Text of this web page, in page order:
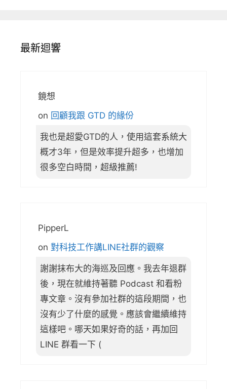
最新迴響
鏡想
on 回顧我跟 GTD 的緣份
我也是超愛GTD的人，使用這套系統大
概才3年，但是效率提升超多，也增加
很多空白時間，超級推薦!
PipperL
on 對科技工作講LINE社群的觀察
謝謝抹布大的海巡及回應。我去年退群
後，現在就維持著聽 Podcast 和看粉
專文章。沒有參加社群的這段期間，也
沒有少了什麼的感覺。應該會繼續維持
這樣吧。哪天如果好奇的話，再加回
LINE 群看一下 (